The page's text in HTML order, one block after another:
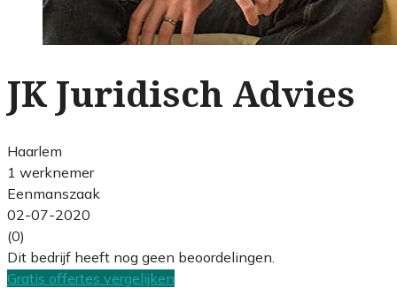
JK Juridisch Advies
Haarlem
1 werknemer
Eenmanszaak
02-07-2020
(0)
Dit bedrijf heeft nog geen beoordelingen.
Gratis offertes vergelijken